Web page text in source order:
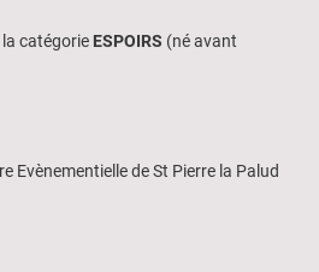
catégorie ESPOIRS (né avant
Evènementielle de St Pierre la Palud